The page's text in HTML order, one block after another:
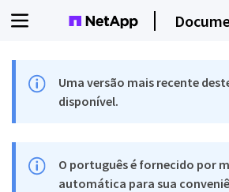
Uma versão mais recente
disponível.
O português é fornecido por
automática para sua